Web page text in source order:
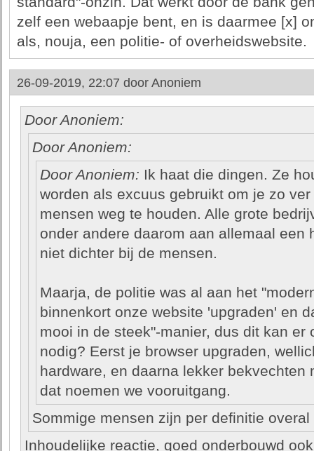
zelf een webaapje bent, en is daarmee [x]
als, nouja, een politie- of overheidswebsite.
26-09-2019, 22:07 door Anoniem
Door Anoniem:
Door Anoniem:
Door Anoniem: Ik haat die dingen. Ze
worden als excuus gebruikt om je zo
mensen weg te houden. Alle grote
onder andere daarom aan allemaal een
niet dichter bij de mensen.
Maarja, de politie was al aan het
binnenkort onze website 'upgraden' en
mooi in de steek"-manier, dus dit kan er
nodig? Eerst je browser upgraden,
hardware, en daarna lekker bekvechten
dat noemen we vooruitgang.
Sommige mensen zijn per definitie overal
Inhoudelijke reactie, goed onderbouwd